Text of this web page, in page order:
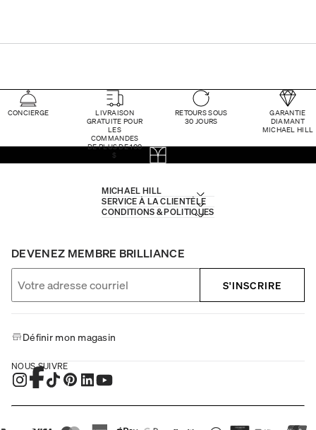
CONCIERGE
LIVRAISON
GRATUITE POUR
LES
COMMANDES
DE PLUS DE 100
$
RETOURS SOUS
30 JOURS
GARANTIE
DIAMANT
MICHAEL HILL
MICHAEL HILL
SERVICE À LA CLIENTÈLE
CONDITIONS & POLITIQUES
DEVENEZ MEMBRE BRILLIANCE
S'INSCRIRE
Définir mon magasin
NOUS SUIVRE